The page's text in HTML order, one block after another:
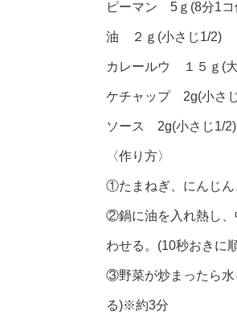
ピーマン 5ｇ(8分1コ
油 ２ｇ(小さじ1/2)
カレールウ １５ｇ(
ケチャップ 2g(小さ
ソース 2g(小さじ1/2)
〈作り方〉
①たまねぎ、にんじん
②鍋に油を入れ熱し
わせる。(10秒おきに
③野菜が炒まったら水
る)※約3分